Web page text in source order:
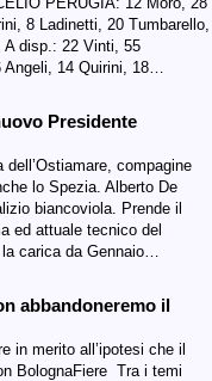
8 Ladinetti, 20 Tumbarello,
A disp.: 22 Vinti, 55
Angeli, 14 Quirini, 18…
Presidente
dell’Ostiamare, compagine
lo Spezia. Alberto De
biancoviola. Prende il
ed attuale tecnico del
carica da Gennaio…
abbandoneremo il
in merito all’ipotesi che il
BolognaFiere Tra i temi